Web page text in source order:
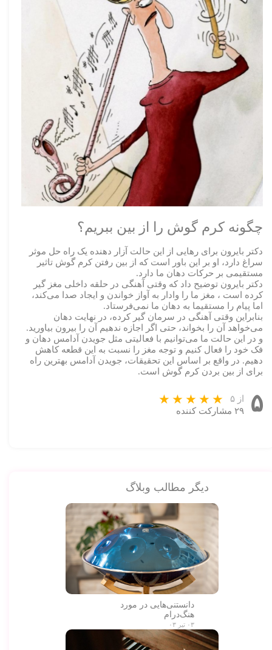
چگونه کرم گوش را از بین ببریم؟
دکتر بایرون برای رهایی از این حالت آزار دهنده یک راه حل موثر
سراغ دارد، او بر این باور است که از بین رفتن کرم گوش تاثیر
مستقیمی بر حرکات دهان ما دارد.
دکتر بایرون توضیح داد که وقتی آهنگی در حلقه داخلی مغز گیر
کرده است ، مغز ما را وادار به آواز خواندن و ایجاد صدا می‌کند،
اما پیام را مستقیما به دهان ما نمی‌فرستاد.
بنابراین وقتی آهنگی در سرمان گیر کرده، در نهایت دهان
می‌خواهد آن را بخواند، حتی اگر اجازه ندهیم آن را بیرون بیاورید.
و در این حالت ما می‌توانیم با فعالیتی مثل جویدن آدامس دهان و
فک خود را فعال کنیم و توجه مغز را نسبت به این قطعه کاهش
دهیم. در واقع بر اساس این تحقیقات، جویدن آدامس بهترین راه
برای از بین بردن کرم گوش است.
۵ از ۵
۲۹ مشارکت کننده
دیگر مطالب وبلاگ
دانستنی‌هایی در مورد
هنگ‌درام
۰۳ تیر ۰۳